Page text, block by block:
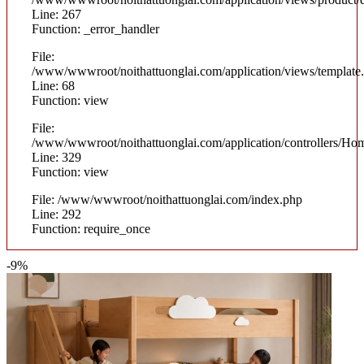
Line: 267
Function: _error_handler
File:
/www/wwwroot/noithattuonglai.com/application/views/
Line: 68
Function: view
File:
/www/wwwroot/noithattuonglai.com/application/controllers/
Line: 329
Function: view
File: /www/wwwroot/noithattuonglai.com/index.php
Line: 292
Function: require_once
-9%